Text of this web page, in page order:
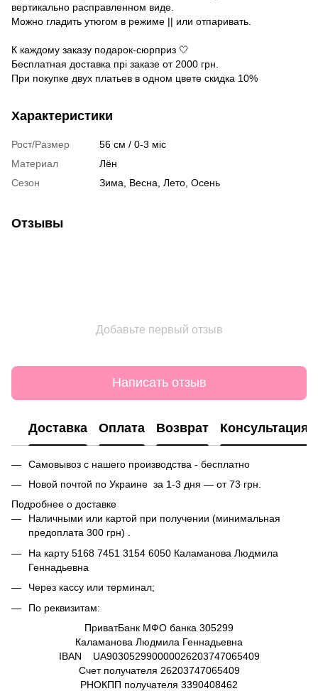
вертикально расправленном виде.
Можно гладить утюгом в режиме || или отпаривать.
К каждому заказу подарок-сюрприз 🤍
Бесплатная доставка прі заказе от 2000 грн.
При покупке двух платьев в одном цвете скидка 10%
Характеристики
Рост/Размер
56 см / 0-3 міс
Материал
Лён
Сезон
Зима, Весна, Лето, Осень
Отзывы
Добавьте первый отзыв
Написать отзыв
Доставка Оплата Возврат Консультация
Самовывоз с нашего производства - бесплатно
Новой почтой по Украине за 1-3 дня — от 73 грн.
Подробнее о доставке
Наличными или картой при получении (минимальная
предоплата 300 грн) .
На карту 5168 7451 3154 6050 Каламанова Людмила
Геннадьевна
Через кассу или терминал;
По реквизитам:
ПриватБанк МФО банка 305299
Каламанова Людмила Геннадьевна
IBAN UA903052990000026203747065409
Счет получателя 26203747065409
РНОКПП получателя 3390408462